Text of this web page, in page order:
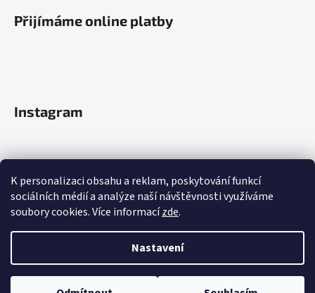
K personalizaci obsahu a reklam, poskytování funkcí
sociálních médií a analýze naší návštěvnosti využíváme
soubory cookies. Více informacízde.
Nastavení
Přijímáme online platby
Instagram
Vytvořil Shoptet